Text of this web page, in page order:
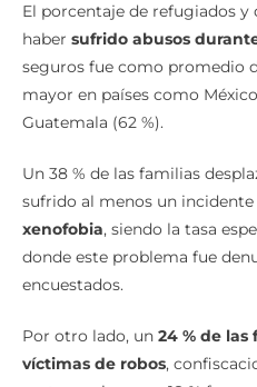
El porcentaje de refugiados y
haber sufrido abusos
seguros fue como promedio
mayor en países como
Guatemala (62 %).
Un 38 % de las familias
sufrido al menos un incidente
xenofobia, siendo la tasa
donde este problema fue
encuestados.
Por otro lado, un 24 % de
víctimas de robos,